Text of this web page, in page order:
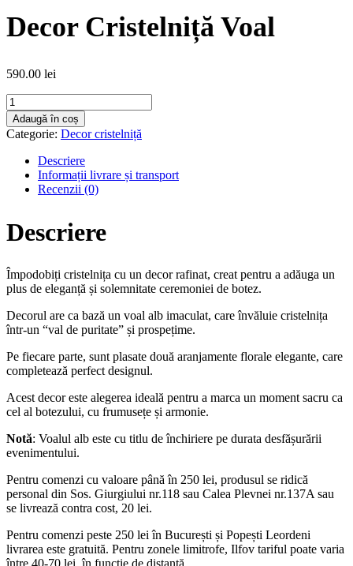
Decor Cristelniță Voal
590.00 lei
Cantitate
Decor
Cristelniță
Voal
Adaugă în coș
Categorie: Decor cristelniță
Descriere
Informații livrare și transport
Recenzii (0)
Descriere
Împodobiți cristelnița cu un decor rafinat, creat pentru a adăuga un
plus de eleganță și solemnitate ceremoniei de botez.
Decorul are ca bază un voal alb imaculat, care învăluie cristelnița
într-un “val de puritate” și prospețime.
Pe fiecare parte, sunt plasate două aranjamente florale elegante, care
completează perfect designul.
Acest decor este alegerea ideală pentru a marca un moment sacru ca
cel al botezului, cu frumusețe și armonie.
Notă: Voalul alb este cu titlu de închiriere pe durata desfășurării
evenimentului.
Pentru comenzi cu valoare până în 250 lei, produsul se ridică
personal din Sos. Giurgiului nr.118 sau Calea Plevnei nr.137A sau
se livrează contra cost, 20 lei.
Pentru comenzi peste 250 lei în București și Popești Leordeni
livrarea este gratuită. Pentru zonele limitrofe, Ilfov tariful poate varia
între 40-70 lei, în funcție de distanță.